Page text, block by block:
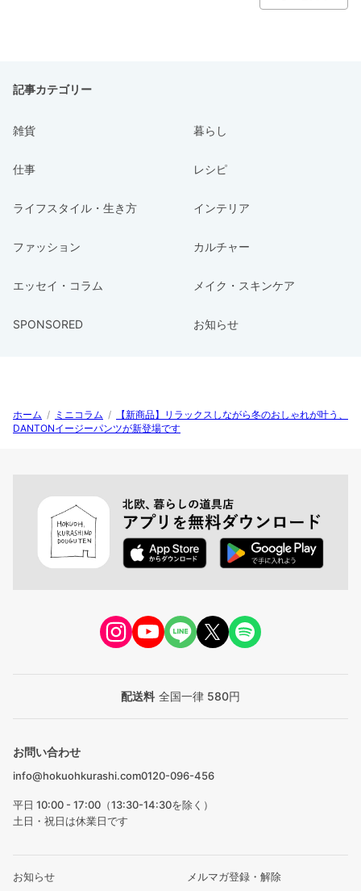
記事カテゴリー
雑貨 暮らし
仕事 レシピ
ライフスタイル・生き方 インテリア
ファッション カルチャー
エッセイ・コラム メイク・スキンケア
SPONSORED お知らせ
ホーム / ミニコラム /
【新商品】リラックスしながら冬のおしゃれが叶う、
DANTONイージーパンツが新登場です
配送料 全国一律 580円
お問い合わせ
info@hokuohkurashi.com0120-096-456
平日 10:00 - 17:00（13:30-14:30を除く）
土日・祝日は休業日です
お知らせ メルマガ登録・解除